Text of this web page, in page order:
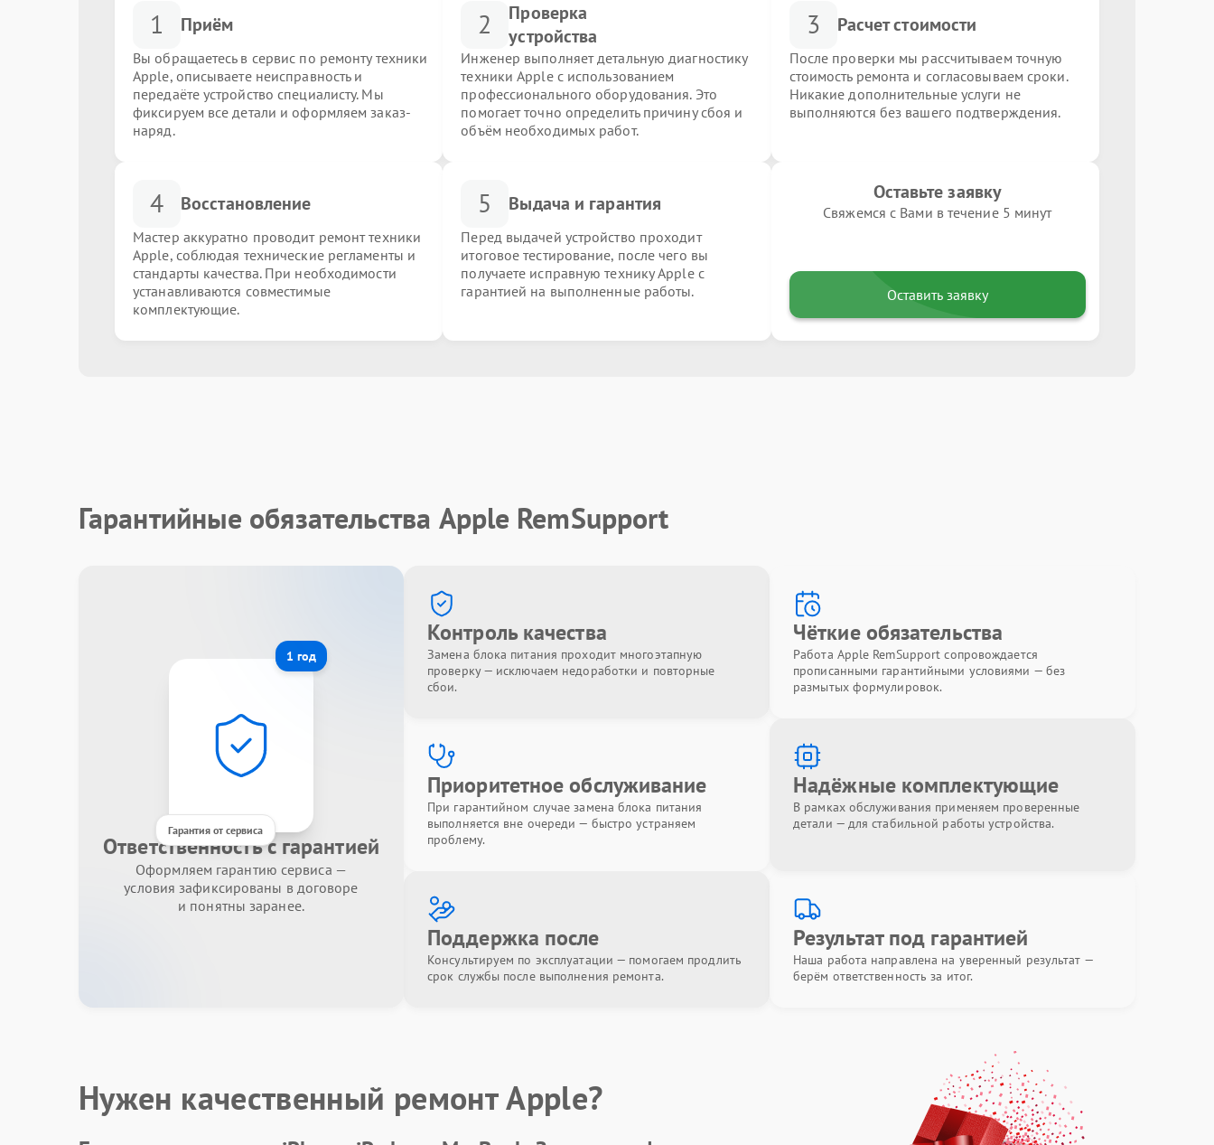
1 Приём
Вы обращаетесь в сервис по ремонту техники
Apple, описываете неисправность и
передаёте устройство специалисту. Мы
фиксируем все детали и оформляем заказ-
наряд.
2
Проверка
устройства
Инженер выполняет детальную диагностику
техники Apple с использованием
профессионального оборудования. Это
помогает точно определить причину сбоя и
объём необходимых работ.
3 Расчет стоимости
После проверки мы рассчитываем точную
стоимость ремонта и согласовываем сроки.
Никакие дополнительные услуги не
выполняются без вашего подтверждения.
4 Восстановление
Мастер аккуратно проводит ремонт техники
Apple, соблюдая технические регламенты и
стандарты качества. При необходимости
устанавливаются совместимые
комплектующие.
5 Выдача и гарантия
Перед выдачей устройство проходит
итоговое тестирование, после чего вы
получаете исправную технику Apple с
гарантией на выполненные работы.
Оставьте заявку
Свяжемся с Вами в течение 5 минут
Оставить заявку
Гарантийные обязательства Apple RemSupport
1 год
Гарантия от сервиса
Ответственность с гарантией
Оформляем гарантию сервиса —
условия зафиксированы в договоре
и понятны заранее.
Контроль качества
Замена блока питания проходит многоэтапную
проверку — исключаем недоработки и повторные
сбои.
Чёткие обязательства
Работа Apple RemSupport сопровождается
прописанными гарантийными условиями — без
размытых формулировок.
Приоритетное обслуживание
При гарантийном случае замена блока питания
выполняется вне очереди — быстро устраняем
проблему.
Надёжные комплектующие
В рамках обслуживания применяем проверенные
детали — для стабильной работы устройства.
Поддержка после
Консультируем по эксплуатации — помогаем продлить
срок службы после выполнения ремонта.
Результат под гарантией
Наша работа направлена на уверенный результат —
берём ответственность за итог.
Нужен качественный ремонт Apple?